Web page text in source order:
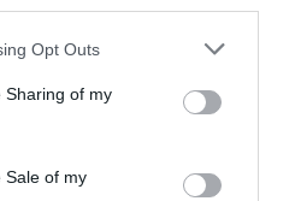
app uses one or more Google
behaviour. You may click to
and its third-party tags to
purposes in below Google
Opt Outs
Sharing of my
Sale of my
a DEET illatával
a korábban nem
inkább felé
társszerzője szerint ez